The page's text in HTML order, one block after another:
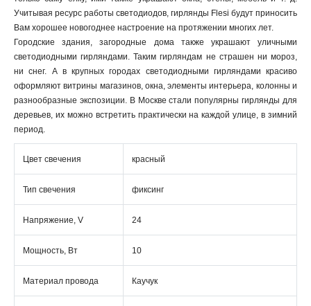
Учитывая ресурс работы светодиодов, гирлянды Flesi будут приносить
Вам хорошее новогоднее настроение на протяжении многих лет.
Городские здания, загородные дома также украшают уличными
светодиодными гирляндами. Таким гирляндам не страшен ни мороз,
ни снег. А в крупных городах светодиодными гирляндами красиво
оформляют витрины магазинов, окна, элементы интерьера, колонны и
разнообразные экспозиции. В Москве стали популярны гирлянды для
деревьев, их можно встретить практически на каждой улице, в зимний
период.
Цвет свечения красный
Тип свечения фиксинг
Напряжение, V 24
Мощность, Вт 10
Материал провода Каучук